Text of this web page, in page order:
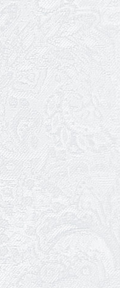
року!
Ахметової
вистави
Корольової
та 26 квітня